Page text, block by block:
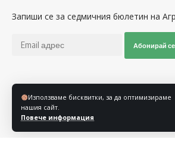
Използваме бисквитки, за да оптимизираме
нашия сайт.
Повече информация
Запиши се за седмичния бюлетин на
Абонирай се